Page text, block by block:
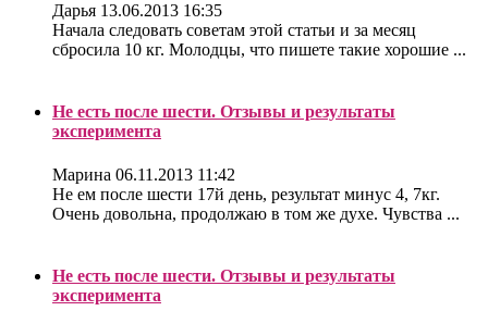
Дарья 13.06.2013 16:35
Начала следовать советам этой статьи и за месяц
сбросила 10 кг. Молодцы, что пишете такие хорошие ...
Не есть после шести. Отзывы и результаты
эксперимента
Марина 06.11.2013 11:42
Не ем после шести 17й день, результат минус 4, 7кг.
Очень довольна, продолжаю в том же духе. Чувства ...
Не есть после шести. Отзывы и результаты
эксперимента